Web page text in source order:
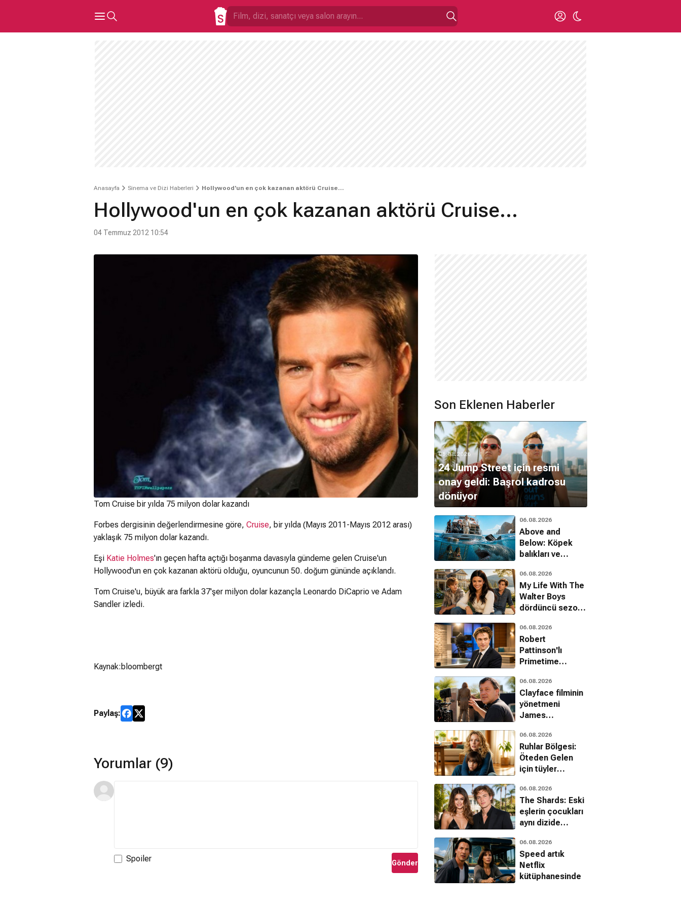
Anasayfa Sinema ve Dizi Haberleri Hollywood'un en çok kazanan aktörü Cruise...
Hollywood'un en çok kazanan aktörü Cruise...
04 Temmuz 2012 10:54
Tom Cruise bir yılda 75 milyon dolar kazandı
Forbes dergisinin değerlendirmesine göre, Cruise, bir yılda (Mayıs 2011-Mayıs 2012 arası)
yaklaşık 75 milyon dolar kazandı.
Eşi Katie Holmes'ın geçen hafta açtığı boşanma davasıyla gündeme gelen Cruise'un
Hollywood'un en çok kazanan aktörü olduğu, oyuncunun 50. doğum gününde açıklandı.
Tom Cruise'u, büyük ara farkla 37'şer milyon dolar kazançla Leonardo DiCaprio ve Adam
Sandler izledi.
Kaynak:bloombergt
Paylaş:
Yorumlar (9)
Spoiler Gönder
Son Eklenen Haberler
06.08.2026
24 Jump Street için resmi
onay geldi: Başrol kadrosu
dönüyor
06.08.2026
Above and
Below: Köpek
balıkları ve
kartelleri karşı
karşıya
06.08.2026
My Life With The
Walter Boys
dördüncü sezon
06.08.2026
Robert
Pattinson'lı
Primetime
fragman geldi
06.08.2026
Clayface filminin
yönetmeni
James
Raimi itirafı
06.08.2026
Ruhlar Bölgesi:
Öteden Gelen
için tüyler
fragman
06.08.2026
The Shards: Eski
eşlerin çocukları
aynı dizide
06.08.2026
Speed artık
Netflix
kütüphanesinde